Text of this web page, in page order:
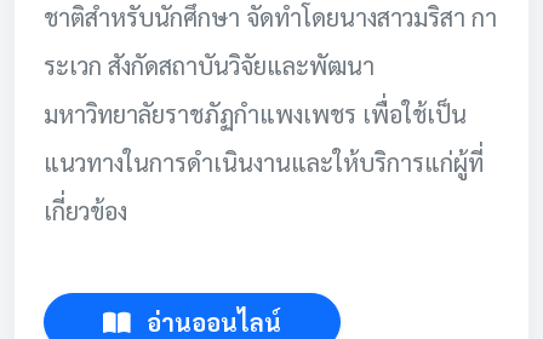
ชาติสำหรับนักศึกษา จัดทำโดยนางสาวมริสา กา
ระเวก สังกัดสถาบันวิจัยและพัฒนา
มหาวิทยาลัยราชภัฏกำแพงเพชร เพื่อใช้เป็น
แนวทางในการดำเนินงานและให้บริการแก่ผู้ที่
เกี่ยวข้อง
อ่านออนไลน์